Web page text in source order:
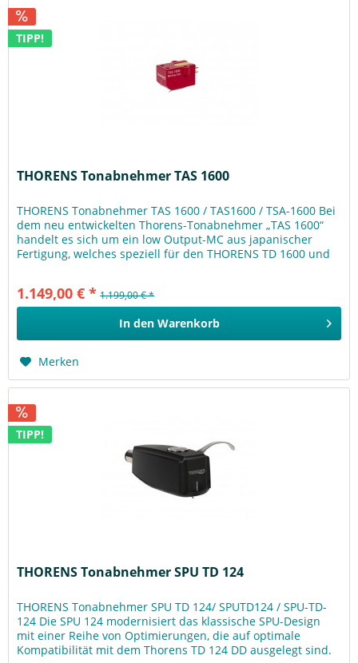
TIPP!
THORENS Tonabnehmer TAS 1600
THORENS Tonabnehmer TAS 1600 / TAS1600 / TSA-1600 Bei
dem neu entwickelten Thorens-Tonabnehmer „TAS 1600“
handelt es sich um ein low Output-MC aus japanischer
Fertigung, welches speziell für den THORENS TD 1600 und
1.149,00 € * 1.199,00 € *
In den Warenkorb
Merken
TIPP!
THORENS Tonabnehmer SPU TD 124
THORENS Tonabnehmer SPU TD 124/ SPUTD124 / SPU-TD-
124 Die SPU 124 modernisiert das klassische SPU-Design
mit einer Reihe von Optimierungen, die auf optimale
Kompatibilität mit dem Thorens TD 124 DD ausgelegt sind.